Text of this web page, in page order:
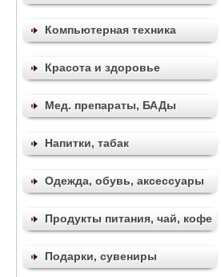
Компьютерная техника
Красота и здоровье
Мед. препараты, БАДы
Напитки, табак
Одежда, обувь, аксессуары
Продукты питания, чай, кофе
Подарки, сувениры